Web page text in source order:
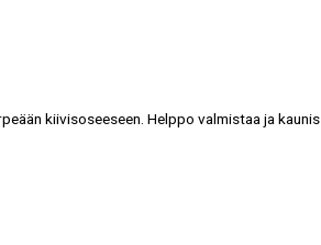
kiivisoseeseen. Helppo valmistaa ja kaunis